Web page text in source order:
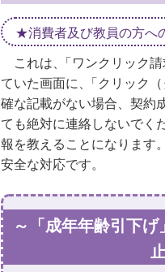
消費者及び教員の方へ
これは、 「 ワンクリック
ていた画面に、 「 クリック
確な記載がない場合、契約
ても絶対に連絡しないでく
報を教えることになります
安全な対応です。
～「成年年齢引下